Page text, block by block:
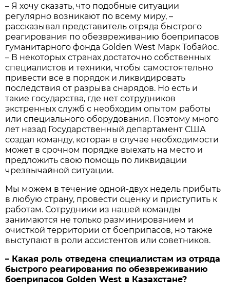
– Я хочу сказать, что подобные ситуации
регулярно возникают по всему миру, –
рассказывал представитель отряда быстрого
реагирования по обезвреживанию боеприпасов
гуманитарного фонда Golden West Марк Тобайос.
– В некоторых странах достаточно собственных
специалистов и техники, чтобы самостоятельно
привести все в порядок и ликвидировать
последствия от разрыва снарядов. Но есть и
такие государства, где нет сотрудников
экстренных служб с необходим опытом работы
или специального оборудования. Поэтому много
лет назад Государственный департамент США
создал команду, которая в случае необходимости
может в срочном порядке выехать на место и
предложить свою помощь по ликвидации
чрезвычайной ситуации.
Мы можем в течение одной-двух недель прибыть
в любую страну, провести оценку и приступить к
работам. Сотрудники из нашей команды
занимаются не только разминированием и
очисткой территории от боеприпасов, но также
выступают в роли ассистентов или советников.
– Какая роль отведена специалистам из отряда
быстрого реагирования по обезвреживанию
боеприпасов Golden West в Казахстане?